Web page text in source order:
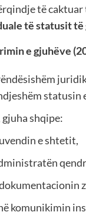
të
të statusit
e gjuhëve
statusin
shqipe:
e shtetit,
komunikimin